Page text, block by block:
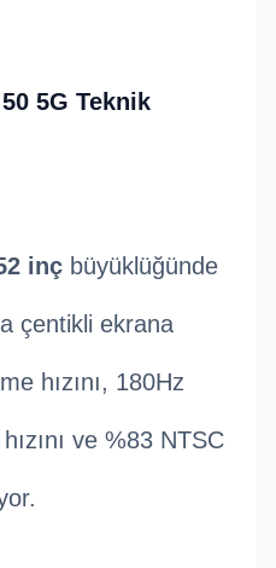
5G Teknik
inç büyüklüğünde
çentikli ekrana
hızını, 180Hz
ve %83 NTSC